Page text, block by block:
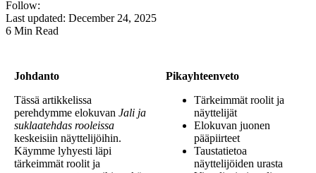
Follow:
Last updated: December 24, 2025
6 Min Read
Johdanto
Tässä artikkelissa
perehdymme elokuvan Jali ja
suklaatehdas rooleissa
keskeisiin näyttelijöihin.
Käymme lyhyesti läpi
tärkeimmät roolit ja
Pikayhteenveto
Tärkeimmät roolit ja
näyttelijät
Elokuvan juonen
pääpiirteet
Taustatietoa
näyttelijöiden urasta